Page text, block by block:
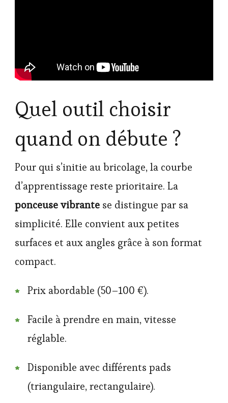
Quel outil choisir
quand on débute ?
Pour qui s’initie au bricolage, la courbe
d’apprentissage reste prioritaire. La
ponceuse vibrante se distingue par sa
simplicité. Elle convient aux petites
surfaces et aux angles grâce à son format
compact.
Prix abordable (50–100 €).
Facile à prendre en main, vitesse
réglable.
Disponible avec différents pads
(triangulaire, rectangulaire).